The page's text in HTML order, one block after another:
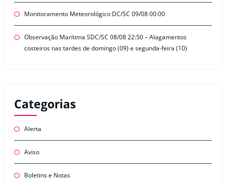
Monitoramento Meteorológico DC/SC 09/08 00:00
Observação Marítima SDC/SC 08/08 22:50 – Alagamentos
costeiros nas tardes de domingo (09) e segunda-feira (10)
Categorias
Alerta
Aviso
Boletins e Notas